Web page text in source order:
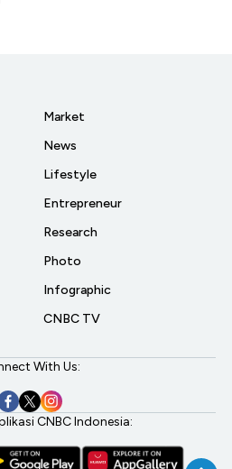
Market
News
Lifestyle
Entrepreneur
Research
Photo
Infographic
CNBC TV
With Us:
CNBC Indonesia: